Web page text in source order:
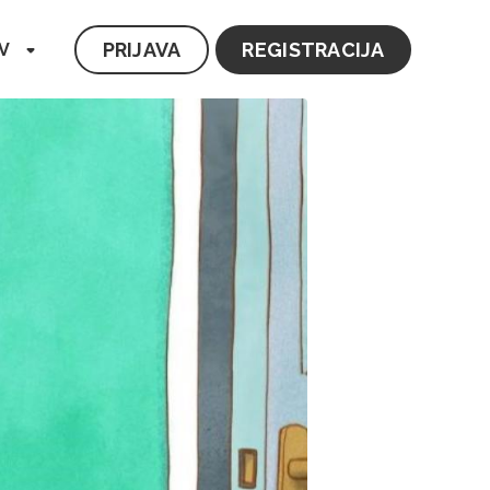
PRIJAVA REGISTRACIJA